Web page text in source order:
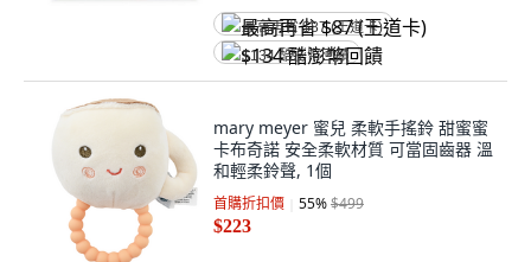
最高再省 $87 (王道卡)
$134 酷澎幣回饋
mary meyer 蜜兒 柔軟手搖鈴 甜蜜蜜
卡布奇諾 安全柔軟材質 可當固齒器 溫
和輕柔鈴聲, 1個
首購折扣價 55%$499
$223